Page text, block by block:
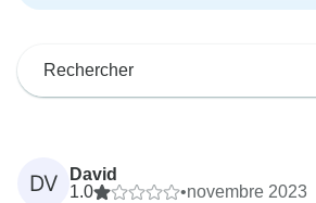
DV
David
1.0
•novembre 2023